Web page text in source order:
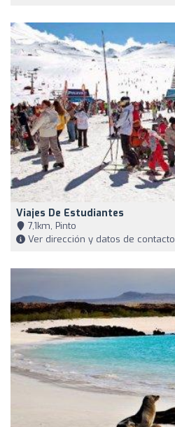
Viajes De Estudiantes
7,1km, Pinto
Ver dirección y datos de contacto